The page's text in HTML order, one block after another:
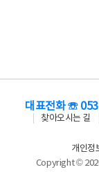
대표전화 ☏
찾아오시는 길
개인정
Copyright ©